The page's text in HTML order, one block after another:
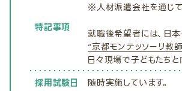
特記事項
※人材派遣会社を通じ
就職後希望者には、日
“京都モンテッソーリ教
日々現場で子どもたち
採用試験日 随時実施しています。